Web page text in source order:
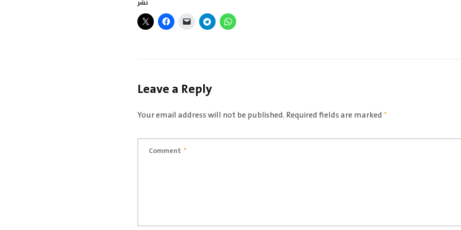
نشر
Leave a Reply
Your email address will not be published. Required fields are marked*
Comment *